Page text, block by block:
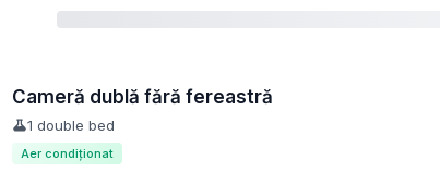
Cameră dublă fără fereastră
1 double bed
Aer condiționat